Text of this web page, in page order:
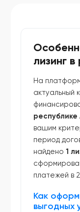
лизинг
На
актуальный
республике
вашим
период
найдено1
платежей в
Как
выгодных